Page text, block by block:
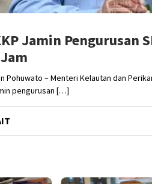
Jamin Pengurusan
Pohuwato – Menteri Kelautan dan
pengurusan […]